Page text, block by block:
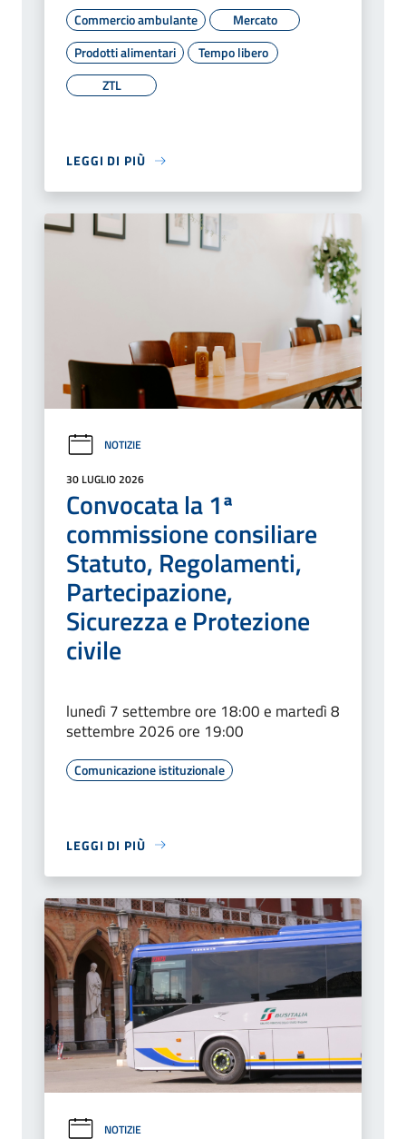
Commercio ambulante
Mercato
Prodotti alimentari
Tempo libero
ZTL
LEGGI DI PIÙ
NOTIZIE
30 LUGLIO 2026
Convocata la 1ª
commissione consiliare
Statuto, Regolamenti,
Partecipazione,
Sicurezza e Protezione
civile
lunedì 7 settembre ore 18:00 e martedì 8
settembre 2026 ore 19:00
Comunicazione istituzionale
LEGGI DI PIÙ
NOTIZIE